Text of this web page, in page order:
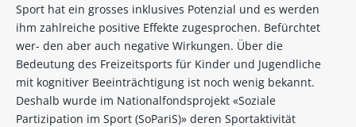
Sport hat ein grosses inklusives Potenzial und es werden
ihm zahlreiche positive Effekte zugesprochen. Befürchtet
wer- den aber auch negative Wirkungen. Über die
Bedeutung des Freizeitsports für Kinder und Jugendliche
mit kognitiver Beeinträchtigung ist noch wenig bekannt.
Deshalb wurde im Nationalfondsprojekt «Soziale
Partizipation im Sport (SoPariS)» deren Sportaktivität